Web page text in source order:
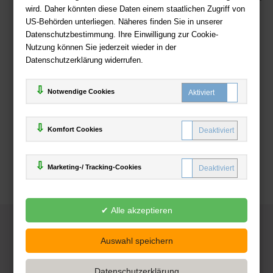
wird. Daher könnten diese Daten einem staatlichen Zugriff von
US-Behörden unterliegen. Näheres finden Sie in unserer
Datenschutzbestimmung. Ihre Einwilligung zur Cookie-
Nutzung können Sie jederzeit wieder in der
Datenschutzerklärung widerrufen.
Notwendige Cookies
Komfort Cookies
Marketing-/ Tracking-Cookies
Zahlweisen
Deutsche-Buchhandlung.de
www.deutsche-buchhandlung.de ist ein Angebot der
Handelsgesellschaft mbH
Powered by Inooga